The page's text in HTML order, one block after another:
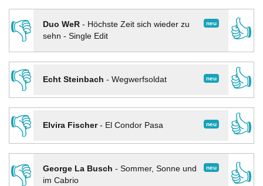
👎
neu
Duo WeR- Höchste Zeit sich wieder zu
sehn - Single Edit
👍
👎
neu
Echt Steinbach - Wegwerfsoldat
👍
👎
neu
Elvira Fischer- El Condor Pasa
👍
👎
neu
George La Busch - Sommer, Sonne und
im Cabrio
👍